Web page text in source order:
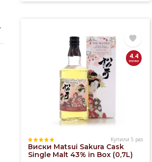
4.4
Купили 5 раз
Виски Matsui Sakura Cask
Single Malt 43% in Box (0,7L)